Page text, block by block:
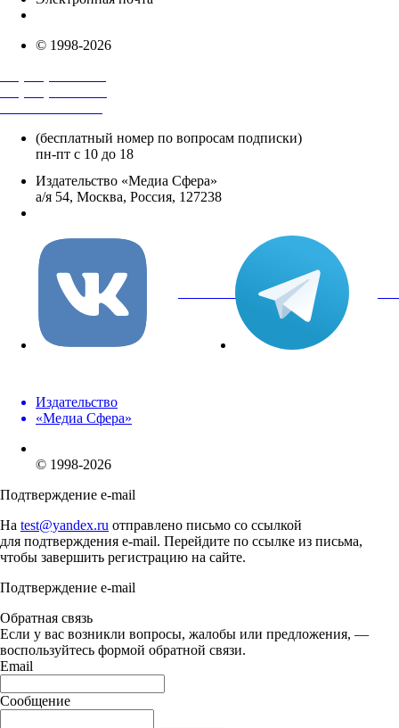
© 1998-2026
(бесплатный номер по вопросам подписки)
пн-пт с 10 до 18
Издательство «Медиа Сфера»
а/я 54, Москва, Россия, 127238
вКонтакте
Издательство
«Медиа Сфера»
© 1998-2026
Подтверждение e-mail
На test@yandex.ru отправлено письмо со ссылкой
для подтверждения e-mail. Перейдите по ссылке из письма,
чтобы завершить регистрацию на сайте.
Подтверждение e-mail
Обратная связь
Если у вас возникли вопросы, жалобы или предложения, —
воспользуйтесь формой обратной связи.
Email
Сообщение